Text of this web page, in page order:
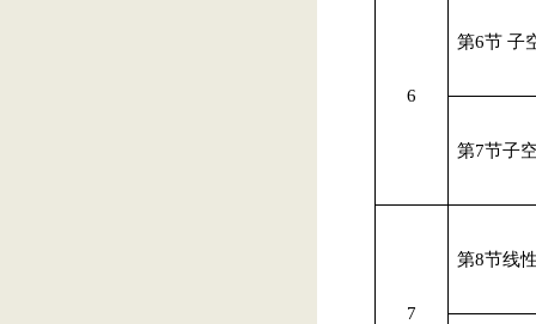
6
第6节 子
第7节子
7
第8节线